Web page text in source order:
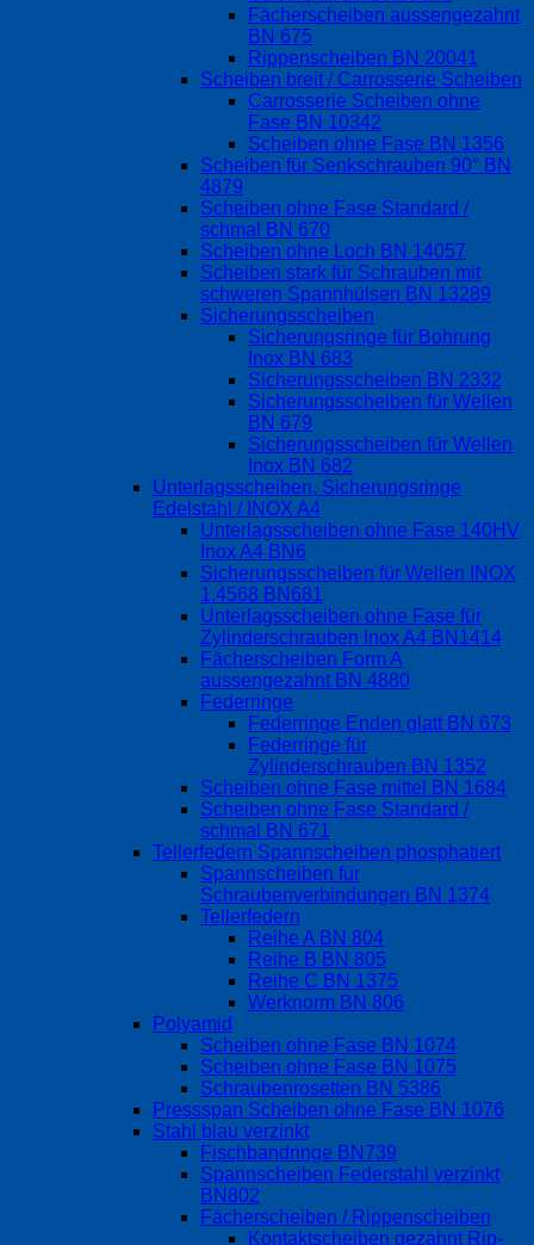
Fächerscheiben aussengezahnt
BN 675
Rippenscheiben BN 20041
Scheiben breit / Carrosserie Scheiben
Carrosserie Scheiben ohne
Fase BN 10342
Scheiben ohne Fase BN 1356
Scheiben für Senkschrauben 90° BN
4879
Scheiben ohne Fase Standard /
schmal BN 670
Scheiben ohne Loch BN 14057
Scheiben stark für Schrauben mit
schweren Spannhülsen BN 13289
Sicherungsscheiben
Sicherungsringe für Bohrung
Inox BN 683
Sicherungsscheiben BN 2332
Sicherungsscheiben für Wellen
BN 679
Sicherungsscheiben für Wellen
Inox BN 682
Unterlagsscheiben, Sicherungsringe
Edelstahl / INOX A4
Unterlagsscheiben ohne Fase 140HV
Inox A4 BN6
Sicherungsscheiben für Wellen INOX
1.4568 BN681
Unterlagsscheiben ohne Fase für
Zylinderschrauben Inox A4 BN1414
Fächerscheiben Form A
aussengezahnt BN 4880
Federringe
Federringe Enden glatt BN 673
Federringe für
Zylinderschrauben BN 1352
Scheiben ohne Fase mittel BN 1684
Scheiben ohne Fase Standard /
schmal BN 671
Tellerfedern Spannscheiben phosphatiert
Spannscheiben für
Schraubenverbindungen BN 1374
Tellerfedern
Reihe A BN 804
Reihe B BN 805
Reihe C BN 1375
Werknorm BN 806
Polyamid
Scheiben ohne Fase BN 1074
Scheiben ohne Fase BN 1075
Schraubenrosetten BN 5386
Pressspan Scheiben ohne Fase BN 1076
Stahl blau verzinkt
Fischbandringe BN739
Spannscheiben Federstahl verzinkt
BN802
Fächerscheiben / Rippenscheiben
Kontaktscheiben gezahnt Rip-